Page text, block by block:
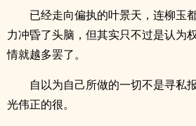
已经走向偏执的叶景天，连柳玉
力冲昏了头脑，但其实只不过是认为
情就越多罢了。
自以为自己所做的一切不是寻私
光伟正的很。